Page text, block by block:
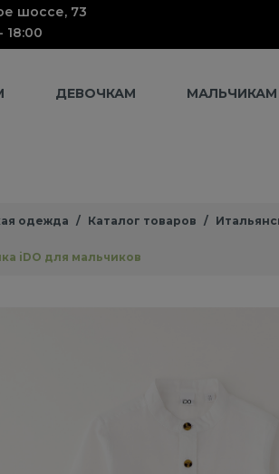
шоссе, 73
18:00
ДЕВОЧКАМ МАЛЬЧИКАМ
одежда Каталог товаров
iDO для мальчиков